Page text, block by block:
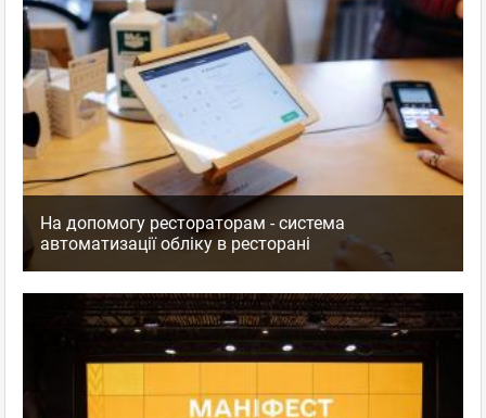
На допомогу рестораторам - система
автоматизації обліку в ресторані